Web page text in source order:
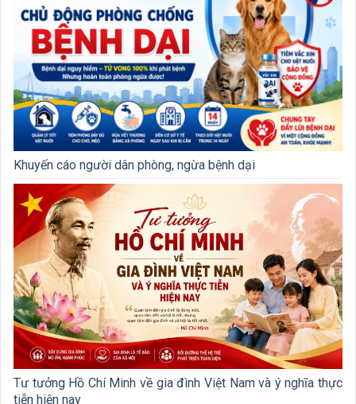
Khuyến cáo người dân phòng, ngừa bệnh dại
Tư tưởng Hồ Chí Minh về gia đình Việt Nam và ý nghĩa thực
tiễn hiện nay